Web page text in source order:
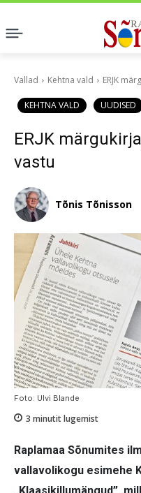
Vallad Kehtna vald ERJK
KEHTNA VALD UUDISED
ERJK
vastu
Tõnis Tõnisson
Foto: Ulvi Blande
3 minutit lugemist
Raplamaa Sõnumites
vallavolikogu esimehe